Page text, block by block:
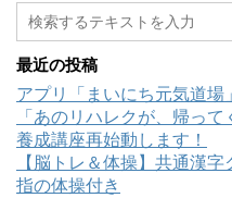
最近の投稿
アプリ「まいにち元気道場
「あのリハレクが、帰っ
養成講座再始動します！
【脳トレ＆体操】共通漢
指の体操付き